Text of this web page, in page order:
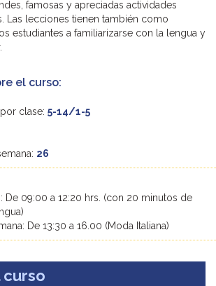
famosas y apreciadas actividades
Las lecciones tienen también como
estudiantes a familiarizarse con la lengua y
el curso:
clase: 5-14/1-5
26
De 09:00 a 12:20 hrs. (con 20 minutos de
De 13:30 a 16.00 (Moda Italiana)
curso